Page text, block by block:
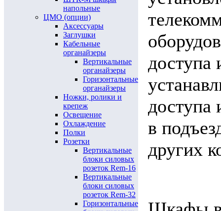
напольные
ЦМО (опции)
Аксессуары
Заглушки
Кабельные
органайзеры
Вертикальные
органайзеры
Горизонтальные
органайзеры
Ножки, ролики и
крепеж
Освещение
Охлаждение
Полки
Розетки
Вертикальные
блоки силовых
розеток Rem-16
Вертикальные
блоки силовых
розеток Rem-32
Горизонтальные
доступа
в
других